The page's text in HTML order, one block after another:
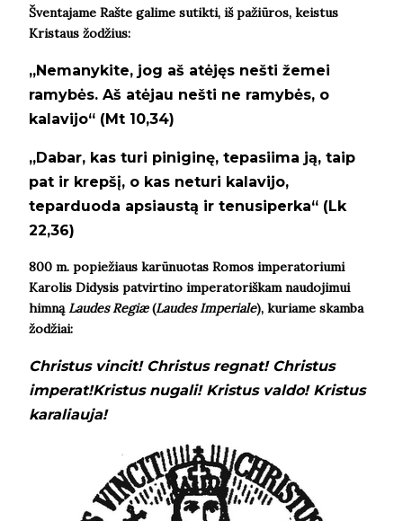
Šventajame Rašte galime sutikti, iš pažiūros, keistus
Kristaus žodžius:
„Nemanykite, jog aš atėjęs nešti žemei
ramybės. Aš atėjau nešti ne ramybės, o
kalavijo“ (Mt 10,34)
„Dabar, kas turi piniginę, tepasiima ją, taip
pat ir krepšį, o kas neturi kalavijo,
teparduoda apsiaustą ir tenusiperka“ (Lk
22,36)
800 m. popiežiaus karūnuotas Romos imperatoriumi
Karolis Didysis patvirtino imperatoriškam naudojimui
himnąLaudes Regiæ(Laudes Imperiale), kuriame skamba
žodžiai:
Christus vincit! Christus regnat! Christus
imperat!Kristus nugali! Kristus valdo! Kristus
karaliauja!